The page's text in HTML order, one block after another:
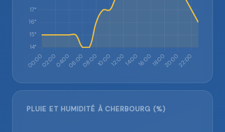
PLUIE ET HUMIDITÉ À CHERBOURG (%)